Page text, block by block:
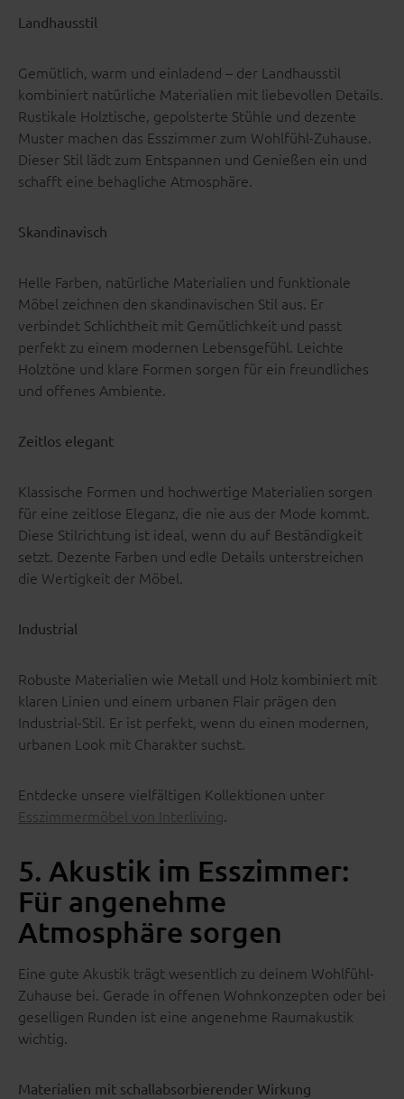
Landhausstil
Gemütlich, warm und einladend – der Landhausstil
kombiniert natürliche Materialien mit liebevollen Details.
Rustikale Holztische, gepolsterte Stühle und dezente
Muster machen das Esszimmer zum Wohlfühl-Zuhause.
Dieser Stil lädt zum Entspannen und Genießen ein und
schafft eine behagliche Atmosphäre.
Skandinavisch
Helle Farben, natürliche Materialien und funktionale
Möbel zeichnen den skandinavischen Stil aus. Er
verbindet Schlichtheit mit Gemütlichkeit und passt
perfekt zu einem modernen Lebensgefühl. Leichte
Holztöne und klare Formen sorgen für ein freundliches
und offenes Ambiente.
Zeitlos elegant
Klassische Formen und hochwertige Materialien sorgen
für eine zeitlose Eleganz, die nie aus der Mode kommt.
Diese Stilrichtung ist ideal, wenn du auf Beständigkeit
setzt. Dezente Farben und edle Details unterstreichen
die Wertigkeit der Möbel.
Industrial
Robuste Materialien wie Metall und Holz kombiniert mit
klaren Linien und einem urbanen Flair prägen den
Industrial-Stil. Er ist perfekt, wenn du einen modernen,
urbanen Look mit Charakter suchst.
Entdecke unsere vielfältigen Kollektionen unter
Esszimmermöbel von Interliving.
5. Akustik im Esszimmer:
Für angenehme
Atmosphäre sorgen
Eine gute Akustik trägt wesentlich zu deinem Wohlfühl-
Zuhause bei. Gerade in offenen Wohnkonzepten oder bei
geselligen Runden ist eine angenehme Raumakustik
wichtig.
Materialien mit schallabsorbierender Wirkung